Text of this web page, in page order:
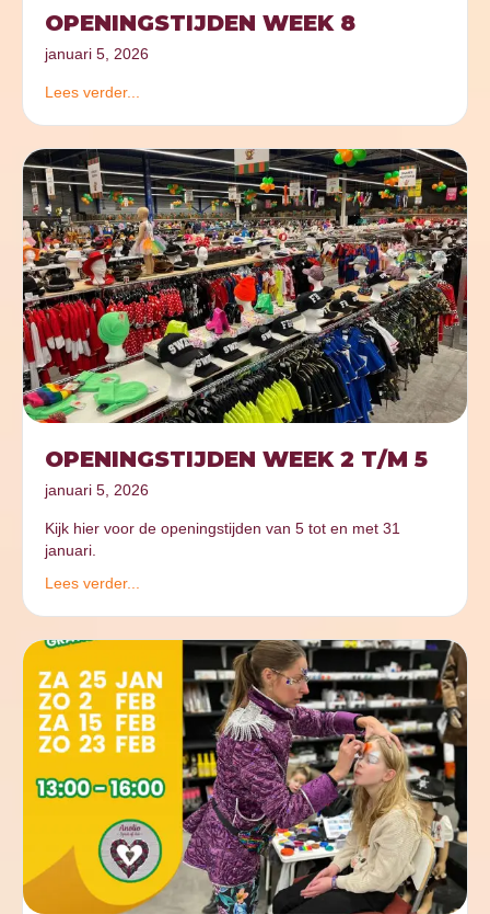
OPENINGSTIJDEN WEEK 8
januari 5, 2026
Lees verder...
OPENINGSTIJDEN WEEK 2 T/M 5
januari 5, 2026
Kijk hier voor de openingstijden van 5 tot en met 31
januari.
Lees verder...